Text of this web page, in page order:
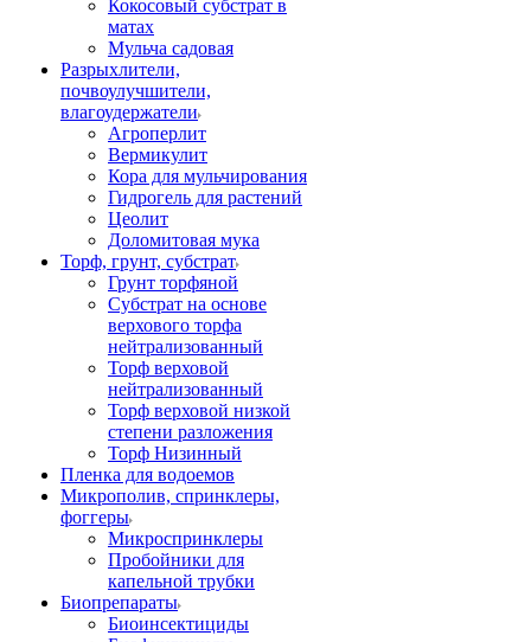
Кокосовый субстрат в
матах
Мульча садовая
Разрыхлители,
почвоулучшители,
влагоудержатели
Агроперлит
Вермикулит
Кора для мульчирования
Гидрогель для растений
Цеолит
Доломитовая мука
Торф, грунт, субстрат
Грунт торфяной
Субстрат на основе
верхового торфа
нейтрализованный
Торф верховой
нейтрализованный
Торф верховой низкой
степени разложения
Торф Низинный
Пленка для водоемов
Микрополив, спринклеры,
фоггеры
Микроспринклеры
Пробойники для
капельной трубки
Биопрепараты
Биоинсектициды